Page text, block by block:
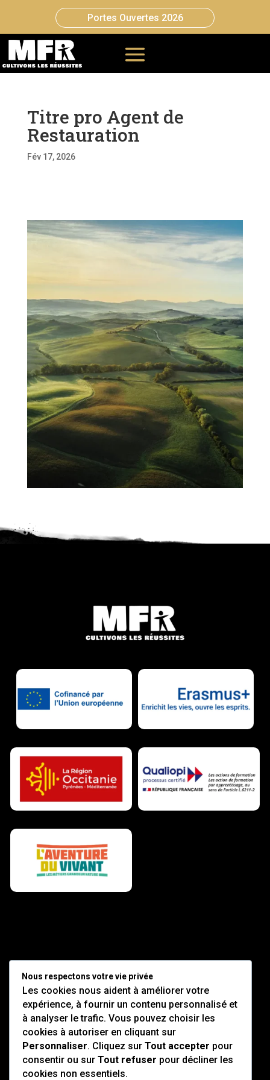
Portes Ouvertes 2026
Titre pro Agent de
Restauration
Fév 17, 2026
Fédération Régionale des
MFR d’Occitanie
14 -16 place du Lavoir,
81600 Brens
RENSEIGNEMENTS :
05 63 57 55 09
Nous respectons votre vie privée
Les cookies nous aident à améliorer votre
expérience, à fournir un contenu personnalisé et
à analyser le trafic. Vous pouvez choisir les
cookies à autoriser en cliquant sur
Personnaliser. Cliquez sur Tout accepter pour
consentir ou sur Tout refuser pour décliner les
cookies non essentiels.